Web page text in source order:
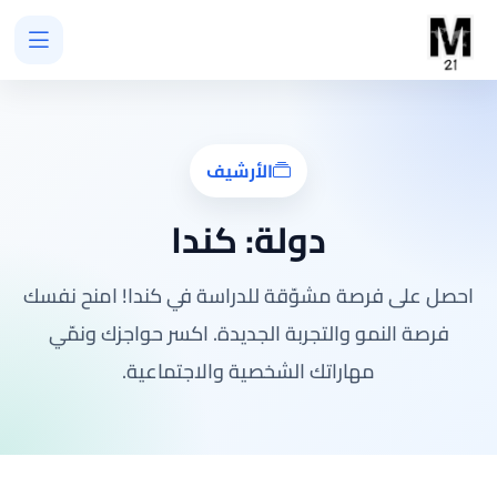
الأرشيف
دولة:كندا
احصل على فرصة مشوّقة للدراسة في كندا! امنح نفسك
فرصة النمو والتجربة الجديدة. اكسر حواجزك ونمّي
مهاراتك الشخصية والاجتماعية.